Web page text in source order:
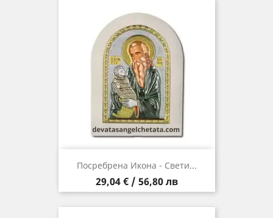
Посребрена Икона - Свети...
Цена
29,04 € / 56,80 лв